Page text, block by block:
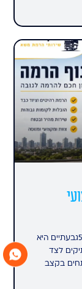
Last updated on אוגוסט 5th, 2026 at 02:05 pmגבעתיים היא
לצד
בקצב